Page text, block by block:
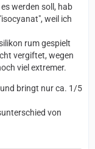
werden soll, hab
weil ich
rum gespielt
vergiftet, wegen
viel extremer.
bringt nur ca. 1/5
von